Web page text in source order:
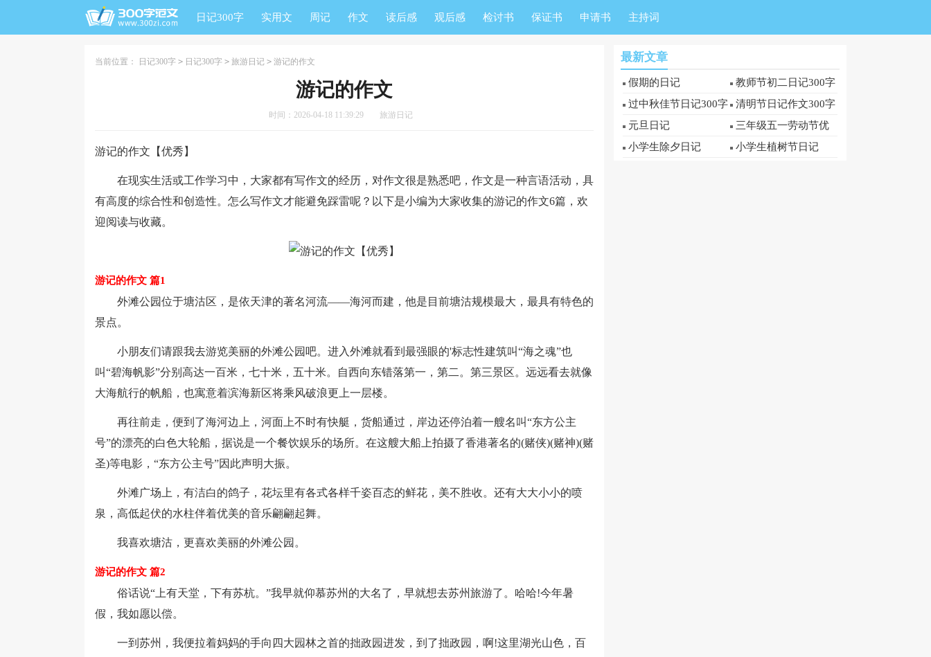
日记300字 实用文 周记 作文 读后感 观后感 检讨书 保证书 申请书 主持词
当前位置： 日记300字 > 日记300字 > 旅游日记 > 游记的作文
游记的作文
时间：2026-04-18 11:39:29 旅游日记
游记的作文【优秀】
在现实生活或工作学习中，大家都有写作文的经历，对作文很是熟悉吧，作文是一种言语活动，具
有高度的综合性和创造性。怎么写作文才能避免踩雷呢？以下是小编为大家收集的游记的作文6篇，欢
迎阅读与收藏。
游记的作文 篇1
外滩公园位于塘沽区，是依天津的著名河流——海河而建，他是目前塘沽规模最大，最具有特色的
景点。
小朋友们请跟我去游览美丽的外滩公园吧。进入外滩就看到最强眼的'标志性建筑叫“海之魂”也
叫“碧海帆影”分别高达一百米，七十米，五十米。自西向东错落第一，第二。第三景区。远远看去就像
大海航行的帆船，也寓意着滨海新区将乘风破浪更上一层楼。
再往前走，便到了海河边上，河面上不时有快艇，货船通过，岸边还停泊着一艘名叫“东方公主
号”的漂亮的白色大轮船，据说是一个餐饮娱乐的场所。在这艘大船上拍摄了香港著名的(赌侠)(赌神)(赌
圣)等电影，“东方公主号”因此声明大振。
外滩广场上，有洁白的鸽子，花坛里有各式各样千姿百态的鲜花，美不胜收。还有大大小小的喷
泉，高低起伏的水柱伴着优美的音乐翩翩起舞。
我喜欢塘沽，更喜欢美丽的外滩公园。
游记的作文 篇2
俗话说“上有天堂，下有苏杭。”我早就仰慕苏州的大名了，早就想去苏州旅游了。哈哈!今年暑
假，我如愿以偿。
一到苏州，我便拉着妈妈的手向四大园林之首的拙政园进发，到了拙政园，啊!这里湖光山色，百
最新文章
假期的日记
教师节初二日记300字
过中秋佳节日记300字
清明节日记作文300字
元旦日记
三年级五一劳动节优
秀日记300字
小学生除夕日记 小学生植树节日记